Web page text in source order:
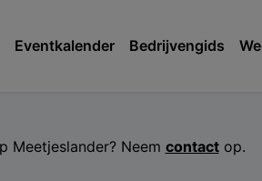
Eventkalender Bedrijvengids
Meetjeslander? Neem contactop.